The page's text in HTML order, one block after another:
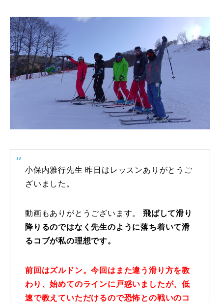
レッスンテーマから選ぶ Lesson Theme
初級1
初級2
PV
講師から選ぶ
インストラクター募集
インストラクター一覧
レッスンレポート Report
小保内雅行先生 昨日はレッスンありがとうご
ざいました。
動画もありがとうございます。飛ばして滑り
降りるのではなく先生のように落ち着いて滑
るコブが私の理想です。
前回はズルドン。今回はまた違う滑り方を教
わり、始めてのラインに戸惑いましたが、低
速で教えていただけるので恐怖との戦いのコ